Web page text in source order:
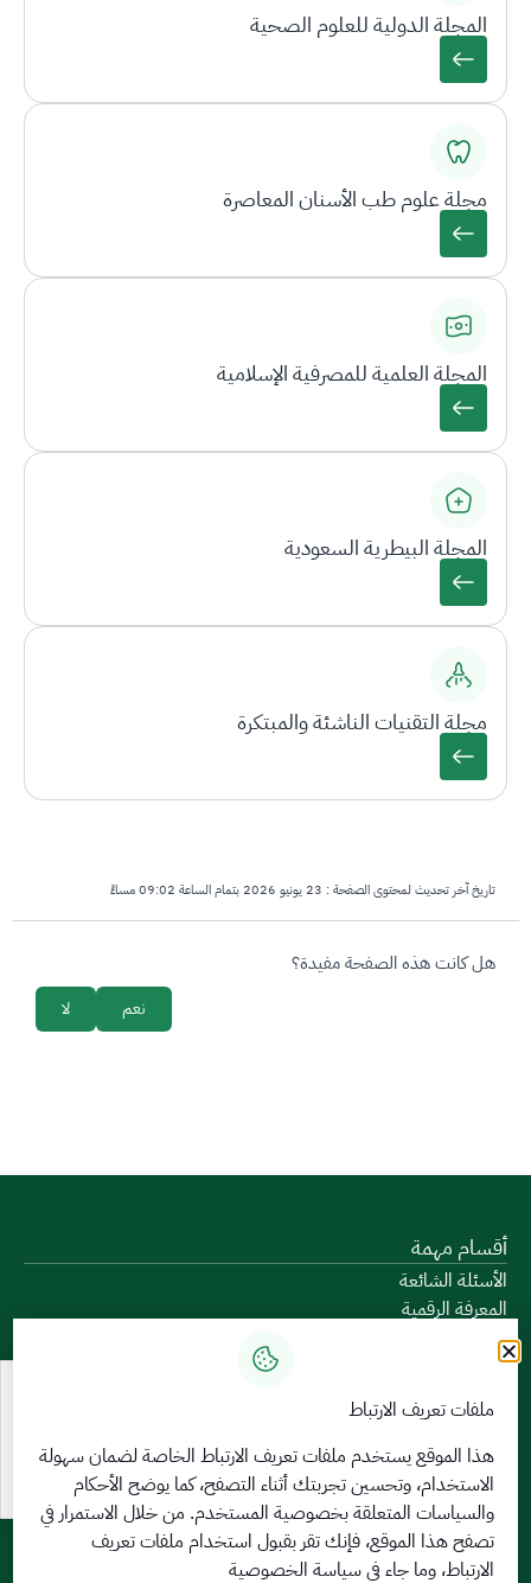
المجلة الدولية للعلوم الصحية
مجلة علوم طب الأسنان المعاصرة
المجلة العلمية للمصرفية الإسلامية
المجلة البيطرية السعودية
مجلة التقنيات الناشئة والمبتكرة
تاريخ آخر تحديث لمحتوى الصفحة : 23 يونيو 2026 بتمام الساعة 09:02 مساءً
survey_v2
هل كانت هذه الصفحة مفيدة؟
لا نعم
أقسام مهمة
الأسئلة الشائعة
المعرفة الرقمية
دليل الخدمات
المشاركة الإلكترونية
البيانات المفتوحة
السياسات واللوائح
تواصل معنا
الخدمات الإلكترونية
بوابة الدخول الموحد
بوابة الزوار
ملفات تعريف الارتباط
هذا الموقع يستخدم ملفات تعريف الارتباط الخاصة لضمان سهولة
الاستخدام، وتحسين تجربتك أثناء التصفح، كما يوضح الأحكام
والسياسات المتعلقةبخصوصية المستخدم. من خلال الاستمرار في
تصفح هذا الموقع، فإنك تقر بقبول استخدام ملفات تعريف
الارتباط، وما جاء في سياسة الخصوصية